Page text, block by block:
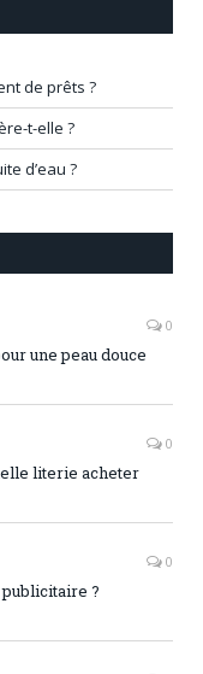
de prêts ?
t-elle ?
d’eau ?
0
une peau douce
0
literie acheter
0
publicitaire ?